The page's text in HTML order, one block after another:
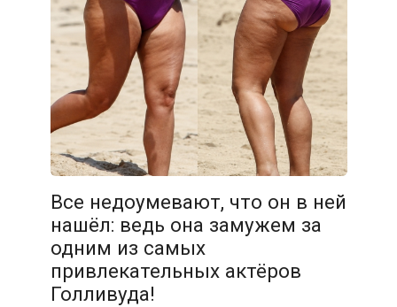
Все недоумевают, что он в ней
нашёл: ведь она замужем за
одним из самых
привлекательных актёров
Голливуда!